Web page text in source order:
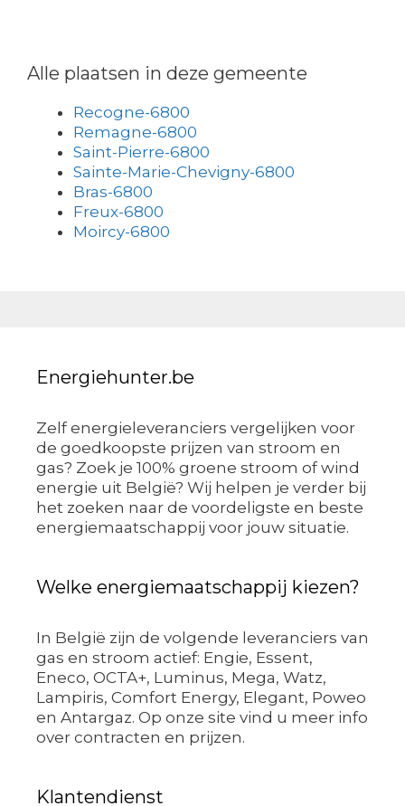
Alle plaatsen in deze gemeente
Recogne-6800
Remagne-6800
Saint-Pierre-6800
Sainte-Marie-Chevigny-6800
Bras-6800
Freux-6800
Moircy-6800
Energiehunter.be
Zelf energieleveranciers vergelijken voor
de goedkoopste prijzen van stroom en
gas? Zoek je 100% groene stroom of wind
energie uit België? Wij helpen je verder bij
het zoeken naar de voordeligste en beste
energiemaatschappij voor jouw situatie.
Welke energiemaatschappij kiezen?
In België zijn de volgende leveranciers van
gas en stroom actief: Engie, Essent,
Eneco, OCTA+, Luminus, Mega, Watz,
Lampiris, Comfort Energy, Elegant, Poweo
en Antargaz. Op onze site vind u meer info
over contracten en prijzen.
Klantendienst